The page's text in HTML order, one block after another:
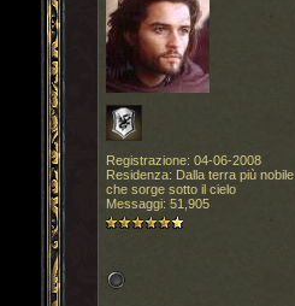
Registrazione: 04-06-2008
Residenza: Dalla terra più nobile
che sorge sotto il cielo
Messaggi: 51,905